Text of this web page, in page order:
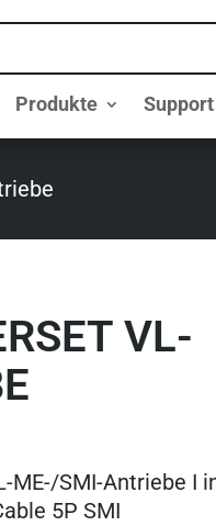
Produkte Support
VL-
SMI-Antriebe I
5P SMI